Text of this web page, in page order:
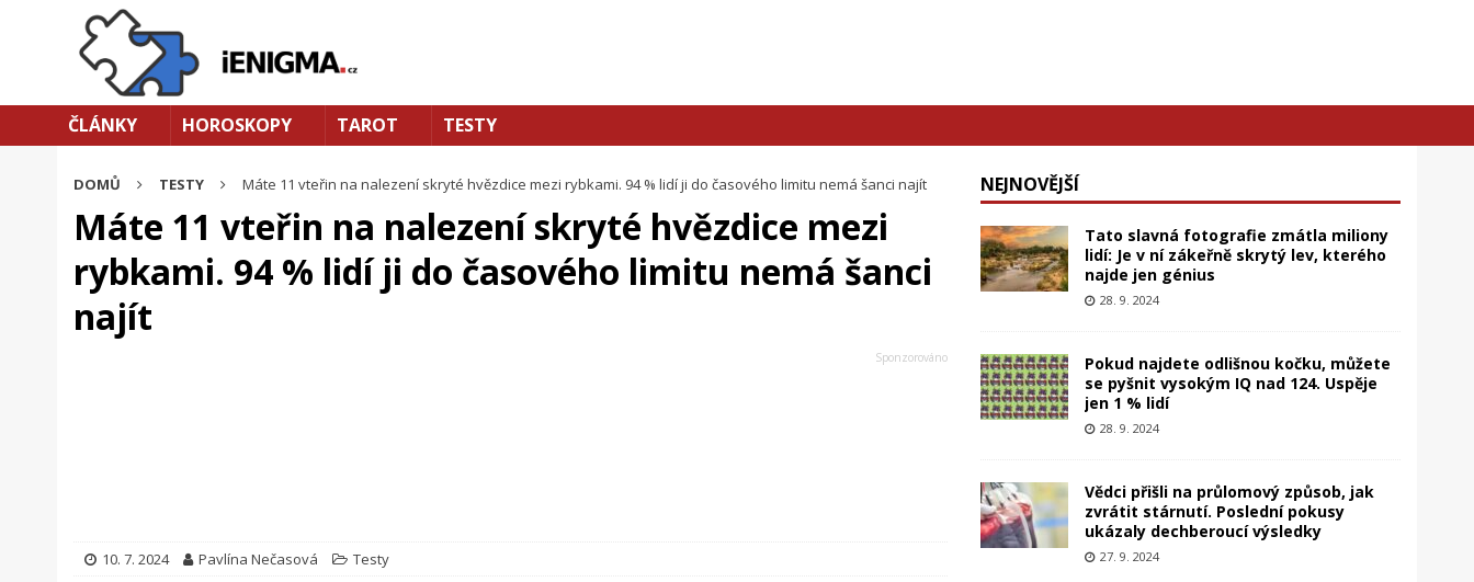
ČLÁNKY HOROSKOPY TAROT TESTY
DOMŮ TESTY Máte 11 vteřin na nalezení skryté hvězdice mezi rybkami. 94 % lidí ji do časového limitu nemá šanci najít
Máte 11 vteřin na nalezení skryté hvězdice mezi
rybkami. 94 % lidí ji do časového limitu nemá šanci
najít
10. 7. 2024 Pavlína Nečasová Testy
NEJNOVĚJŠÍ
Tato slavná fotografie zmátla miliony
lidí: Je v ní zákeřně skrytý lev, kterého
najde jen génius
28. 9. 2024
Pokud najdete odlišnou kočku, můžete
se pyšnit vysokým IQ nad 124. Uspěje
jen 1 % lidí
28. 9. 2024
Vědci přišli na průlomový způsob, jak
zvrátit stárnutí. Poslední pokusy
ukázaly dechberoucí výsledky
27. 9. 2024